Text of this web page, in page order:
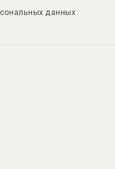
данных